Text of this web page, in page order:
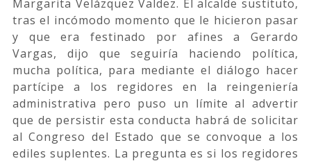
Margarita Velázquez Valdez. El alcalde sustituto,
tras el incómodo momento que le hicieron pasar
y que era festinado por afines a Gerardo
Vargas, dijo que seguiría haciendo política,
mucha política, para mediante el diálogo hacer
partícipe a los regidores en la reingeniería
administrativa pero puso un límite al advertir
que de persistir esta conducta habrá de solicitar
al Congreso del Estado que se convoque a los
ediles suplentes. La pregunta es si los regidores